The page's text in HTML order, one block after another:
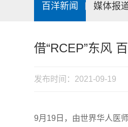
百洋新闻 媒体报
借“RCEP”东风
发布时间：2021-09-19
9月19日，由世界华人医